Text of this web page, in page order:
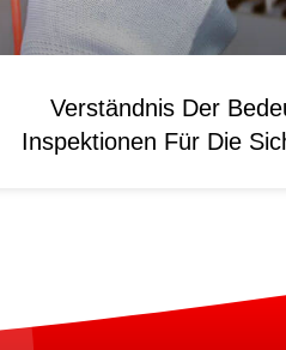
Verständnis Der
Inspektionen Für Die